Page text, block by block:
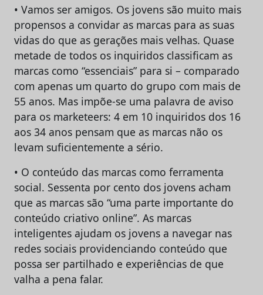
• Vamos ser amigos. Os jovens são muito mais
propensos a convidar as marcas para as suas
vidas do que as gerações mais velhas. Quase
metade de todos os inquiridos classificam as
marcas como “essenciais” para si – comparado
com apenas um quarto do grupo com mais de
55 anos. Mas impõe-se uma palavra de aviso
para os marketeers: 4 em 10 inquiridos dos 16
aos 34 anos pensam que as marcas não os
levam suficientemente a sério.
• O conteúdo das marcas como ferramenta
social. Sessenta por cento dos jovens acham
que as marcas são “uma parte importante do
conteúdo criativo online”. As marcas
inteligentes ajudam os jovens a navegar nas
redes sociais providenciando conteúdo que
possa ser partilhado e experiências de que
valha a pena falar.